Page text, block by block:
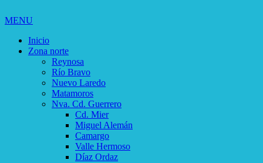
MENU
Inicio
Zona norte
Reynosa
Río Bravo
Nuevo Laredo
Matamoros
Nva. Cd. Guerrero
Cd. Mier
Miguel Alemán
Camargo
Valle Hermoso
Díaz Ordaz